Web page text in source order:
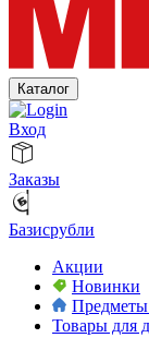
Каталог
Вход
Заказы
Базисрубли
Акции
Новинки
Товары для